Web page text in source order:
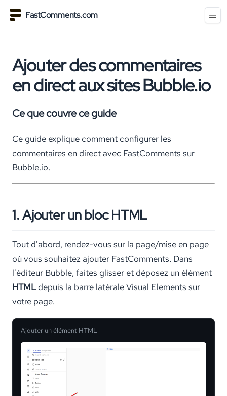
FastComments.com
Ajouter des commentaires
en direct aux sites Bubble.io
Ce que couvre ce guide
Ce guide explique comment configurer les
commentaires en direct avec FastComments sur
Bubble.io.
1. Ajouter un bloc HTML
Tout d'abord, rendez-vous sur la page/mise en page
où vous souhaitez ajouter FastComments. Dans
l'éditeur Bubble, faites glisser et déposez un élément
HTMLdepuis la barre latérale Visual Elements sur
votre page.
Ajouter un élément HTML